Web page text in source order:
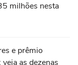
milhões nesta
e prêmio
as dezenas